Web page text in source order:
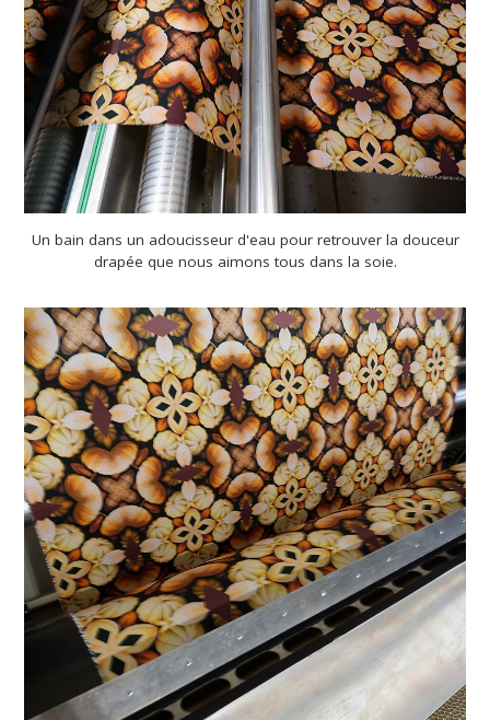
Un bain dans un adoucisseur d'eau pour retrouver la douceur
drapée que nous aimons tous dans la soie.